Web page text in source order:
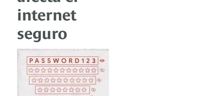
internet
seguro